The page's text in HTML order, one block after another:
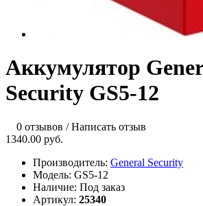
Аккумулятор
Security GS5-12
0 отзывов /Написать отзыв
1340.00 руб.
Производитель: General Security
Модель: GS5-12
Наличие: Под заказ
Артикул: 25340